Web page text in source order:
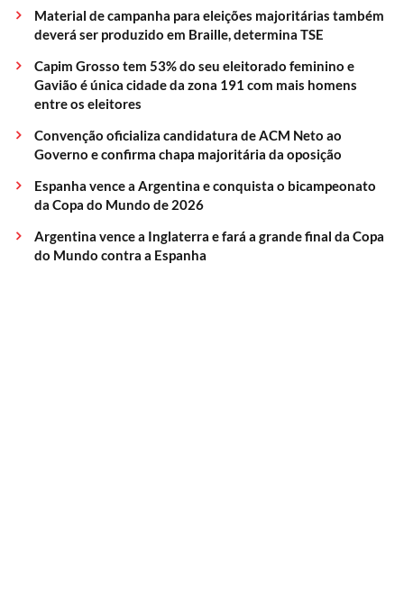
Material de campanha para eleições majoritárias também
deverá ser produzido em Braille, determina TSE
Capim Grosso tem 53% do seu eleitorado feminino e
Gavião é única cidade da zona 191 com mais homens
entre os eleitores
Convenção oficializa candidatura de ACM Neto ao
Governo e confirma chapa majoritária da oposição
Espanha vence a Argentina e conquista o bicampeonato
da Copa do Mundo de 2026
Argentina vence a Inglaterra e fará a grande final da Copa
do Mundo contra a Espanha